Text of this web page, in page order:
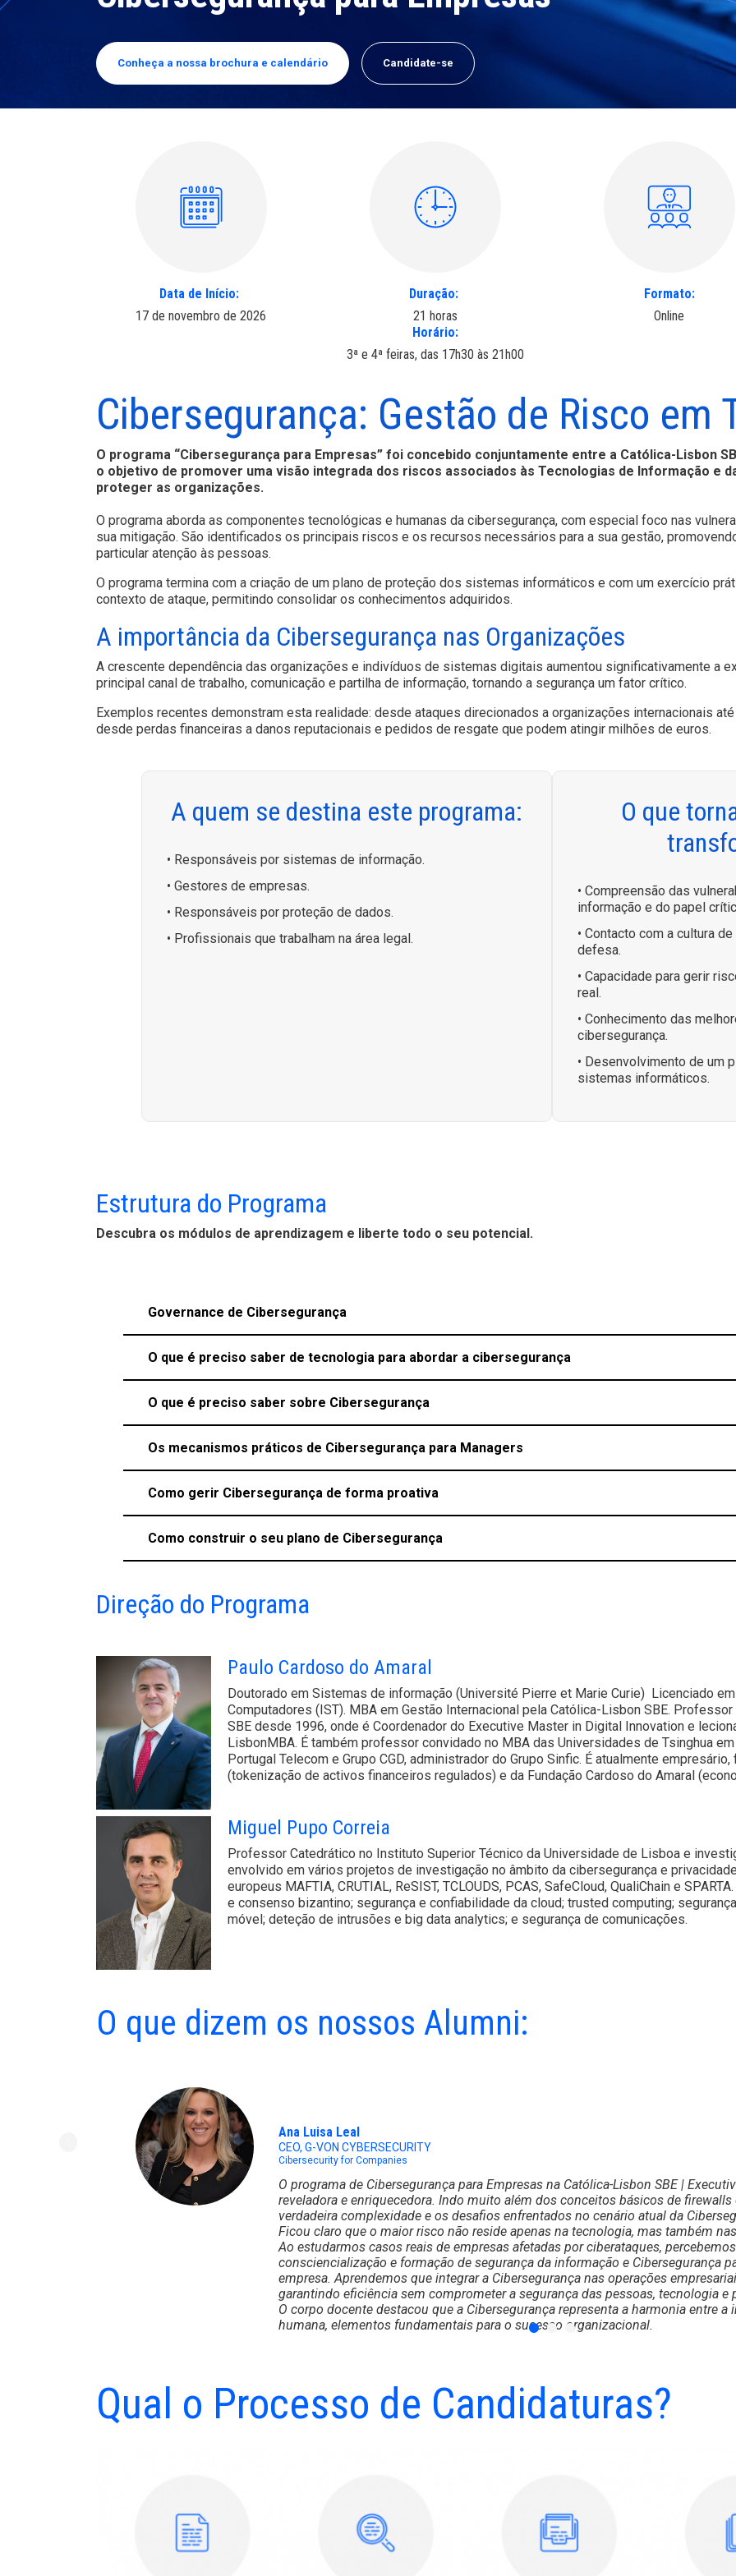
Conheça a nossa brochura e calendário Candidate-se
Data de Início:
17 de novembro de 2026
Duração:
21 horas
Horário:
3ª e 4ª feiras, das 17h30 às 21h00
Formato:
Online
Cibersegurança: Gestão de Risco em
O programa “Cibersegurança para Empresas” foi concebido conjuntamente entre a Católica-Lisbon
o objetivo de promover uma visão integrada dos riscos associados às Tecnologias de Informação e
proteger as organizações.
O programa aborda as componentes tecnológicas e humanas da cibersegurança, com especial foco nas
sua mitigação. São identificados os principais riscos e os recursos necessários para a sua gestão,
particular atenção às pessoas.
O programa termina com a criação de um plano de proteção dos sistemas informáticos e com um exercício
contexto de ataque, permitindo consolidar os conhecimentos adquiridos.
A importância da Cibersegurança nas Organizações
A crescente dependência das organizações e indivíduos de sistemas digitais aumentou significativamente a
principal canal de trabalho, comunicação e partilha de informação, tornando a segurança um fator crítico.
Exemplos recentes demonstram esta realidade: desde ataques direcionados a organizações internacionais
desde perdas financeiras a danos reputacionais e pedidos de resgate que podem atingir milhões de euros.
A quem se destina este programa:
• Responsáveis por sistemas de informação.
• Gestores de empresas.
• Responsáveis por proteção de dados.
• Profissionais que trabalham na área legal.
O que
• Compreensão das
informação e do papel
• Contacto com a cultura
defesa.
• Capacidade para gerir
real.
• Conhecimento das
cibersegurança.
• Desenvolvimento de um
sistemas informáticos.
Estrutura do Programa
Descubra os módulos de aprendizagem e liberte todo o seu potencial.
Governance de Cibersegurança
O que é preciso saber de tecnologia para abordar a cibersegurança
O que é preciso saber sobre Cibersegurança
Os mecanismos práticos de Cibersegurança para Managers
Como gerir Cibersegurança de forma proativa
Como construir o seu plano de Cibersegurança
Direção do Programa
Paulo Cardoso do Amaral
Doutorado em Sistemas de informação (Université Pierre et Marie Curie) Licenciado
Computadores (IST). MBA em Gestão Internacional pela Católica-Lisbon SBE.
SBE desde 1996, onde é Coordenador do Executive Master in Digital Innovation e
LisbonMBA. É também professor convidado no MBA das Universidades de Tsinghua
Portugal Telecom e Grupo CGD, administrador do Grupo Sinfic. É atualmente
(tokenização de activos financeiros regulados) e da Fundação Cardoso do Amaral
Miguel Pupo Correia
Professor Catedrático no Instituto Superior Técnico da Universidade de Lisboa e
envolvido em vários projetos de investigação no âmbito da cibersegurança e
europeus MAFTIA, CRUTIAL, ReSIST, TCLOUDS, PCAS, SafeCloud, QualiChain e
e consenso bizantino; segurança e confiabilidade da cloud; trusted computing;
móvel; deteção de intrusões e big data analytics; e segurança de comunicações.
O que dizem os nossos Alumni:
Ana Luisa Leal
CEO, G-VON CYBERSECURITY
Cibersecurity for Companies
O programa de Cibersegurança para Empresas na Católica-Lisbon SBE |
reveladora e enriquecedora. Indo muito além dos conceitos básicos de
verdadeira complexidade e os desafios enfrentados no cenário atual da
Ficou claro que o maior risco não reside apenas na tecnologia, mas também
Ao estudarmos casos reais de empresas afetadas por ciberataques,
consciencialização e formação de segurança da informação e Cibersegurança
empresa. Aprendemos que integrar a Cibersegurança nas operações
garantindo eficiência sem comprometer a segurança das pessoas, tecnologia e
O corpo docente destacou que a Cibersegurança representa a harmonia entre
humana, elementos fundamentais para o sucesso organizacional.
Assim, recomendo fortemente este curso, pois além da excelência do corpo
estou mais preparada não apenas para enfrentar os desafios do ciberespaço e
para liderar uma transformação cultural no mundo empresarial, especialmente
Qual o Processo de Candidaturas?